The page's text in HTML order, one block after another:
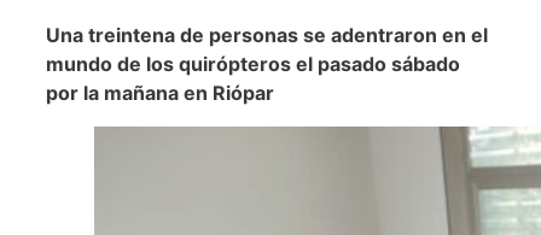
Una treintena de personas se adentraron en el
mundo de los quirópteros el pasado sábado
por la mañana en Riópar